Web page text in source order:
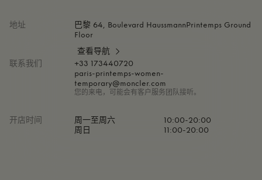
地址
巴黎 64, Boulevard HaussmannPrintemps Ground
Floor
查看导航
联系我们
+33 173440720
paris-printemps-women-
temporary@moncler.com
您的来电，可能会有客户服务团队接听。
开店时间 周一至周六
10:00-20:00
周日
11:00-20:00